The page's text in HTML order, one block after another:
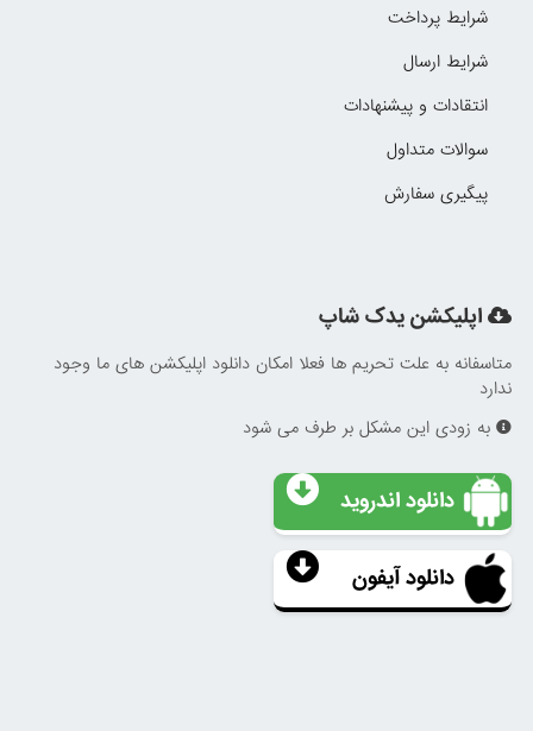
شرایط پرداخت
شرایط ارسال
انتقادات و پیشنهادات
سوالات متداول
پیگیری سفارش
اپلیکشن یدک شاپ
متاسفانه به علت تحریم ها فعلا امکان دانلود اپلیکشن های ما وجود
ندارد
به زودی این مشکل بر طرف می شود
دانلود اندروید
دانلود آیفون